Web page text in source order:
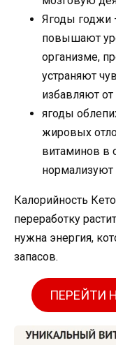
Ягоды годжи
повышают
организме,
устраняют
избавляют
ягоды
жировых
витаминов в
нормализуют
Калорийность
переработку
нужна энергия,
запасов.
ПЕРЕЙТИ